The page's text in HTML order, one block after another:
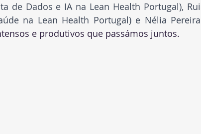
de Dados e IA na Lean Health Portugal), Rui
na Lean Health Portugal) e Nélia Pereira
e produtivos que passámos juntos.